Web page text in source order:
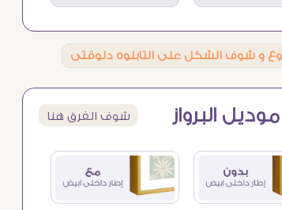
و شوف الشكل على التابلوه دلوقتى
موديل البرواز شوف الفرق هنا